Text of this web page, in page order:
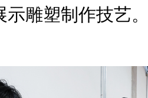
示雕塑制作技艺